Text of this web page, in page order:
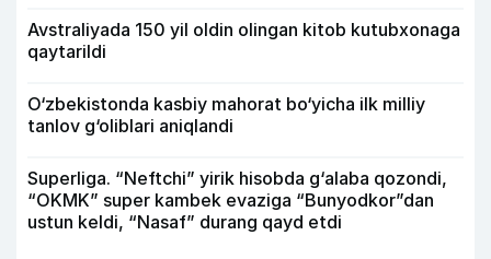
Avstraliyada 150 yil oldin olingan kitob kutubxonaga
qaytarildi
O‘zbekistonda kasbiy mahorat bo‘yicha ilk milliy
tanlov g‘oliblari aniqlandi
Superliga. “Neftchi” yirik hisobda g‘alaba qozondi,
“OKMK” super kambek evaziga “Bunyodkor”dan
ustun keldi, “Nasaf” durang qayd etdi